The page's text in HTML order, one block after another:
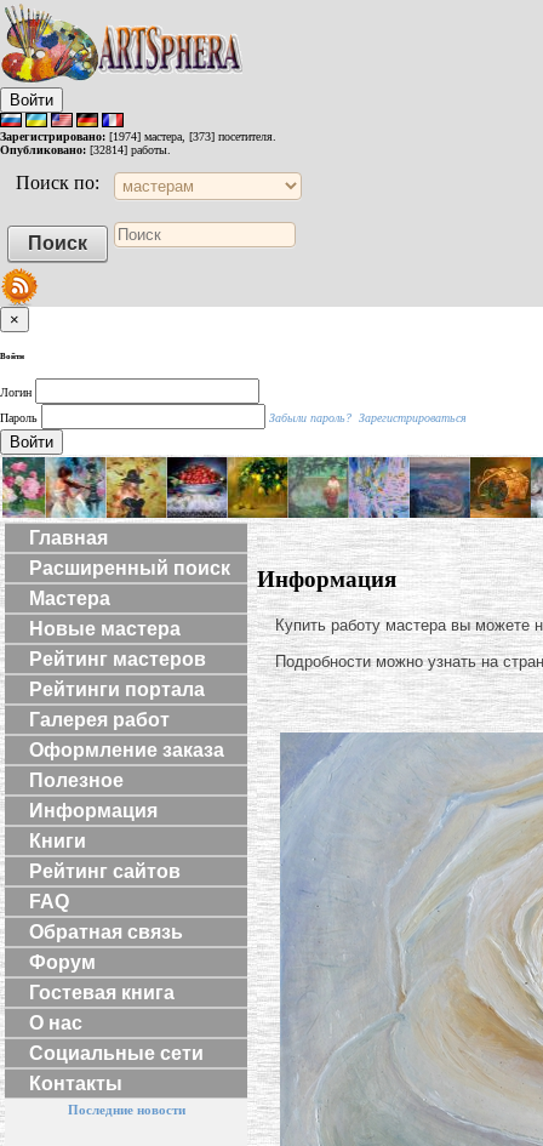
Войти
Зарегистрировано: [1974] мастера, [373] посетителя.
Опубликовано: [32814] работы.
Поиск по:
×
Войти
Логин
Пароль
Забыли пароль? Зарегистрироваться
Войти
Главная
Расширенный поиск
Мастера
Новые мастера
Рейтинг мастеров
Рейтинги портала
Галерея работ
Оформление заказа
Полезное
Информация
Книги
Рейтинг сайтов
FAQ
Обратная связь
Форум
Гостевая книга
О нас
Социальные сети
Контакты
Последние новости
Информация
Купить работу мастера вы можете
Подробности можно узнать на